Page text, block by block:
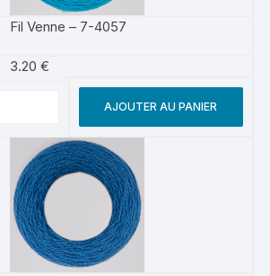
Fil Venne – 7-4057
3.20€
AJOUTER AU PANIER